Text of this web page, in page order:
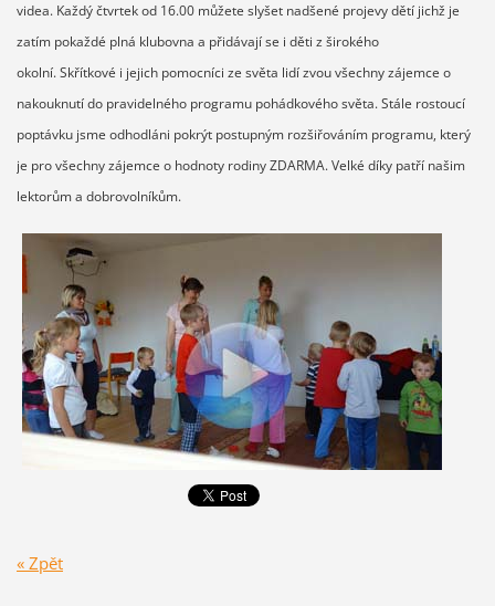
videa. Každý čtvrtek od 16.00 můžete slyšet nadšené projevy dětí jichž je
zatím pokaždé plná klubovna a přidávají se i děti z širokého
okolní. Skřítkové i jejich pomocníci ze světa lidí zvou všechny zájemce o
nakouknutí do pravidelného programu pohádkového světa. Stále rostoucí
poptávku jsme odhodláni pokrýt postupným rozšiřováním programu, který
je pro všechny zájemce o hodnoty rodiny ZDARMA. Velké díky patří našim
lektorům a dobrovolníkům.
« Zpět